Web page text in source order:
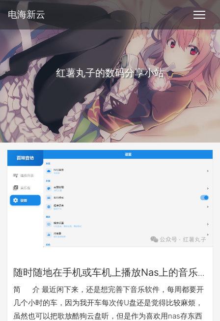
电海新云
红薯丸子的数码分享小站
随时随地在手机或车机上播放Nas上的音乐
的简便方法介绍
简 介 最近闲下来，还是想完善下音乐软件，每周都要开
几个小时的车，因为我开车每次传U盘还是觉得比较麻烦，
虽然也可以把歌放酷狗云盘听，但是作为喜欢用nas存东西